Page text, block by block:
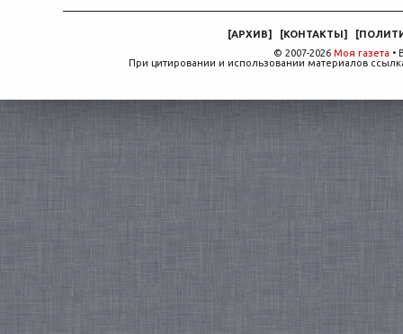
[АРХИВ] [КОНТАКТЫ] [
© 2007-2026 Моя газета •
При цитировании и использовании материалов